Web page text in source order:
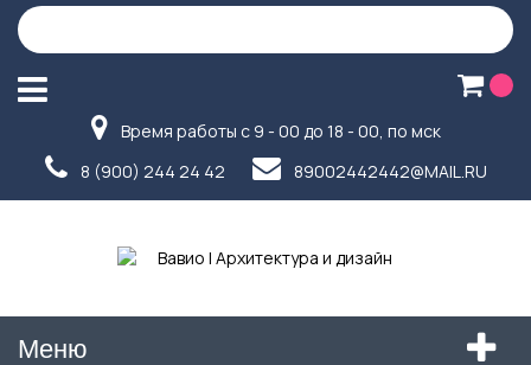
Время работы с 9 - 00 до 18 - 00, по мск
8 (900) 244 24 42
89002442442@MAIL.RU
Меню